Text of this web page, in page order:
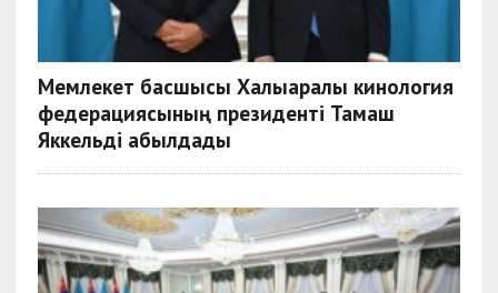
Мемлекет басшысы Халықаралық кинология
федерациясының президенті Тамаш
Яккельді қабылдады